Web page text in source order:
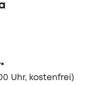
*
Uhr, kostenfrei)